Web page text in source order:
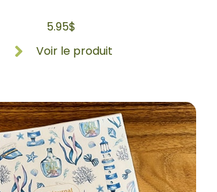
5.95$
Voir le produit